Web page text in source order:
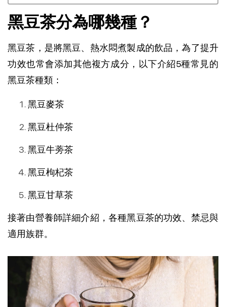
黑豆茶分為哪幾種？
黑豆茶，是將黑豆、熱水悶煮製成的飲品，為了提升
功效也常會添加其他複方成分，以下介紹5種常見的
黑豆茶種類：
黑豆麥茶
黑豆杜仲茶
黑豆牛蒡茶
黑豆枸杞茶
黑豆甘草茶
接著由營養師詳細介紹，各種黑豆茶的功效、禁忌與
適用族群。